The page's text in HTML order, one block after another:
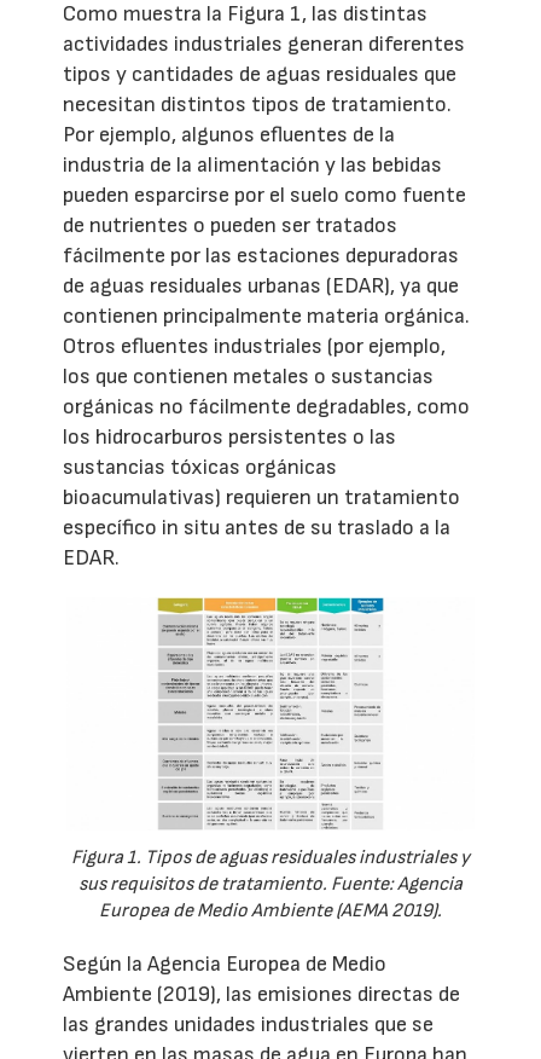
Como muestra la Figura 1, las distintas
actividades industriales generan diferentes
tipos y cantidades de aguas residuales que
necesitan distintos tipos de tratamiento.
Por ejemplo, algunos efluentes de la
industria de la alimentación y las bebidas
pueden esparcirse por el suelo como fuente
de nutrientes o pueden ser tratados
fácilmente por las estaciones depuradoras
de aguas residuales urbanas (EDAR), ya que
contienen principalmente materia orgánica.
Otros efluentes industriales (por ejemplo,
los que contienen metales o sustancias
orgánicas no fácilmente degradables, como
los hidrocarburos persistentes o las
sustancias tóxicas orgánicas
bioacumulativas) requieren un tratamiento
específico in situ antes de su traslado a la
EDAR.
Figura 1. Tipos de aguas residuales industriales y
sus requisitos de tratamiento. Fuente: Agencia
Europea de Medio Ambiente (AEMA 2019).
Según la Agencia Europea de Medio
Ambiente (2019), las emisiones directas de
las grandes unidades industriales que se